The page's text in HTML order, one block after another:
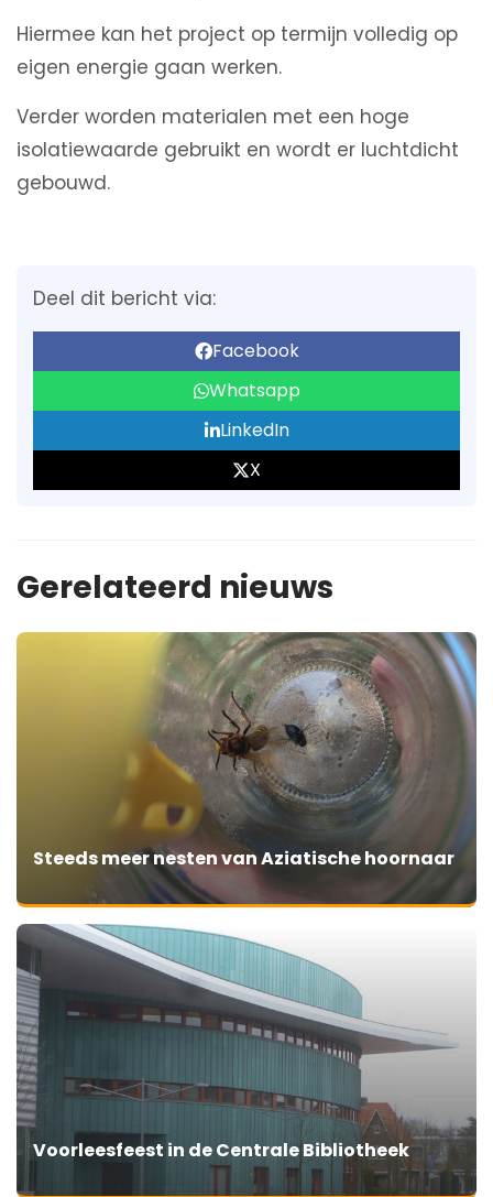
Hiermee kan het project op termijn volledig op
eigen energie gaan werken.
Verder worden materialen met een hoge
isolatiewaarde gebruikt en wordt er luchtdicht
gebouwd.
Deel dit bericht via:
Facebook
Whatsapp
LinkedIn
X
Gerelateerd nieuws
Steeds meer nesten van Aziatische hoornaar
Voorleesfeest in de Centrale Bibliotheek